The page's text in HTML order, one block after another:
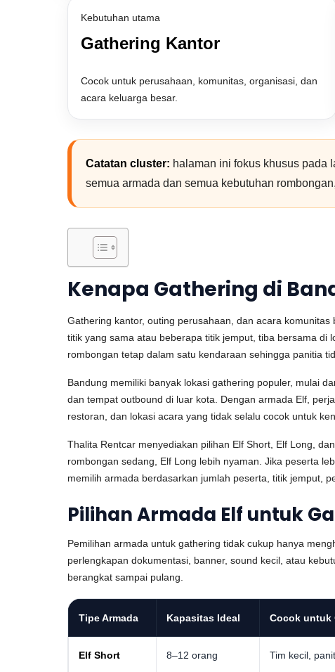
Kebutuhan utama
Gathering Kantor
Cocok untuk perusahaan, komunitas, organisasi, dan
acara keluarga besar.
Catatan cluster: halaman ini fokus khusus pada
semua armada dan semua kebutuhan
Kenapa Gathering di
Gathering kantor, outing perusahaan, dan acara
titik yang sama atau beberapa titik jemput, tiba bersama di
rombongan tetap dalam satu kendaraan sehingga panitia
Bandung memiliki banyak lokasi gathering populer, mulai
dan tempat outbound di luar kota. Dengan armada Elf,
restoran, dan lokasi acara yang tidak selalu cocok untuk
Thalita Rentcar menyediakan pilihan Elf Short, Elf Long,
rombongan sedang, Elf Long lebih nyaman. Jika peserta
memilih armada berdasarkan jumlah peserta, titik jemput,
Pilihan Armada Elf untuk
Pemilihan armada untuk gathering tidak cukup hanya
perlengkapan dokumentasi, banner, sound kecil, atau
berangkat sampai pulang.
Tipe Armada Kapasitas Ideal Cocok untuk
Elf Short 8–12 orang Tim kecil,